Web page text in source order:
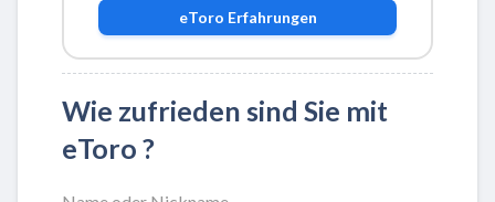
eToro Erfahrungen
Wie zufrieden sind Sie mit
eToro ?